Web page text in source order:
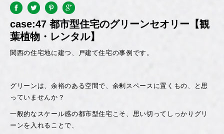
case:47 都市型住宅のグリーンセオリー【観
葉植物・レンタル】
関西の住宅地に建つ、戸建て住宅の事例です。
グリーンは、余裕のある空間で、余剰スペースに置くもの、と思
っていませんか？
一般的なスケール感の都市型住宅こそ、思い切ってしっかりグリ
ーンを入れることで、